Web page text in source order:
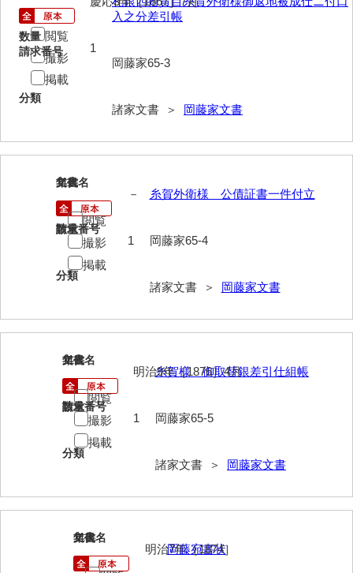
片山家文書（阿東町）
片山家文書（美和町）
桂家文書（防府市）
桂家文書（宇部市1）
桂家文書（宇部市2）
桂家文書（下関市長府）
金谷家文書
金子家文書
兼重家文書
兼田家文書
入之分差引帳
請求番号
岡藤家65-3
分類
諸家文書 ＞ 岡藤家文書
数量
1
閲覧
撮影
掲載
111
文書名
糸賀外衛様 公債証書一件付立
請求番号
岡藤家65-4
分類
諸家文書 ＞ 岡藤家文書
年代
－
数量
1
閲覧
撮影
掲載
112
文書名
糸賀様 御取替銀差引仕組帳
請求番号
岡藤家65-5
分類
諸家文書 ＞ 岡藤家文書
年代
明治9年［1876］4月
数量
1
閲覧
撮影
掲載
113
文書名
岡藤宛書状
年代
明治7年［1874］